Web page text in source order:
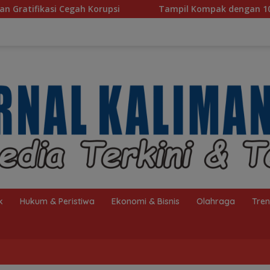
Tampil Kompak dengan 10 Personel, Paduan Suara TP
Hukum & Peristiwa Ekonomi & Bisnis Olahraga